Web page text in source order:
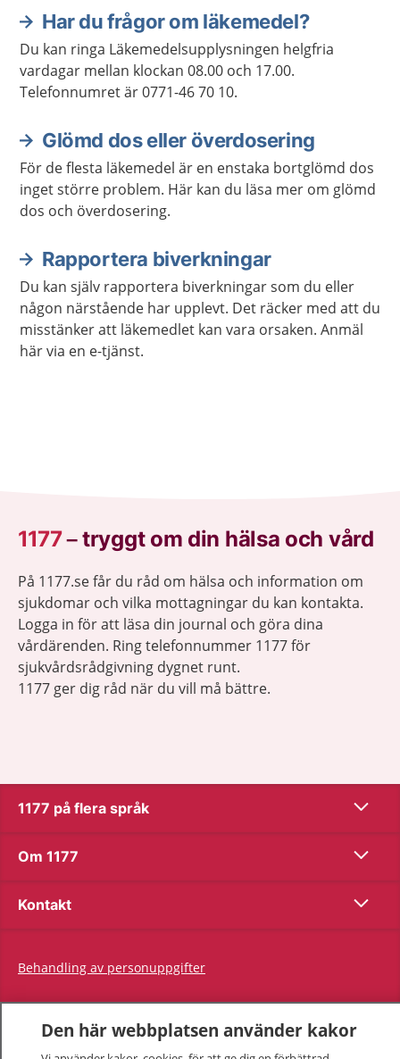
Har du frågor om läkemedel?
Du kan ringa Läkemedelsupplysningen helgfria
vardagar mellan klockan 08.00 och 17.00.
Telefonnumret är 0771-46 70 10.
Glömd dos eller överdosering
För de flesta läkemedel är en enstaka bortglömd dos
inget större problem. Här kan du läsa mer om glömd
dos och överdosering.
Rapportera biverkningar
Du kan själv rapportera biverkningar som du eller
någon närstående har upplevt. Det räcker med att du
misstänker att läkemedlet kan vara orsaken. Anmäl
här via en e-tjänst.
1177–tryggt om din hälsa och vård
På 1177.se får du råd om hälsa och information om
sjukdomar och vilka mottagningar du kan kontakta.
Logga in för att läsa din journal och göra dina
vårdärenden. Ring telefonnummer 1177 för
sjukvårdsrådgivning dygnet runt.
1177 ger dig råd när du vill må bättre.
1177 på flera språk Visa
Om 1177 Visa
Kontakt Visa
Behandling av personuppgifter
Den här webbplatsen använder kakor